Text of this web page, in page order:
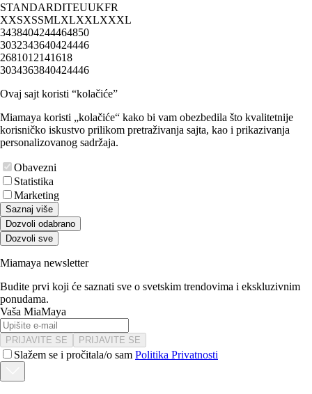
STANDARDITEUUKFR
XXSXSSMLXLXXLXXXL
3438404244464850
3032343640424446
2681012141618
3034363840424446
Ovaj sajt koristi “kolačiće”
Miamaya koristi „kolačiće“ kako bi vam obezbedila što kvalitetnije
korisničko iskustvo prilikom pretraživanja sajta, kao i prikazivanja
personalizovanog sadržaja.
Obavezni
Statistika
Marketing
Saznaj više
Dozvoli odabrano
Dozvoli sve
Miamaya newsletter
Budite prvi koji će saznati sve o svetskim trendovima i ekskluzivnim
ponudama.
Vaša MiaMaya
PRIJAVITE SE PRIJAVITE SE
Slažem se i pročitala/o sam Politika Privatnosti